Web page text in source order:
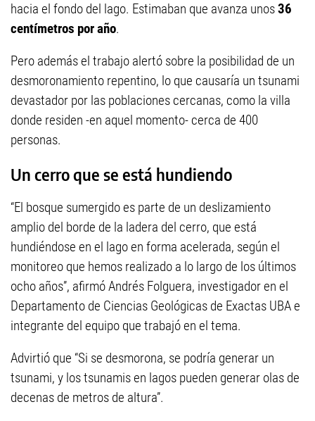
hacia el fondo del lago. Estimaban que avanza unos36
centímetros por año.
Pero además el trabajo alertó sobre la posibilidad de un
desmoronamiento repentino, lo que causaría un tsunami
devastador por las poblaciones cercanas, como la villa
donde residen -en aquel momento- cerca de 400
personas.
Un cerro que se está hundiendo
“El bosque sumergido es parte de un deslizamiento
amplio del borde de la ladera del cerro, que está
hundiéndose en el lago en forma acelerada, según el
monitoreo que hemos realizado a lo largo de los últimos
ocho años”, afirmó Andrés Folguera, investigador en el
Departamento de Ciencias Geológicas de Exactas UBA e
integrante del equipo que trabajó en el tema.
Advirtió que “Si se desmorona, se podría generar un
tsunami, y los tsunamis en lagos pueden generar olas de
decenas de metros de altura”.